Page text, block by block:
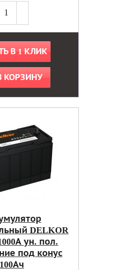
В 1 КЛИК
КОРЗИНУ
DELKOR
ун. пол.
под конус
100Ач